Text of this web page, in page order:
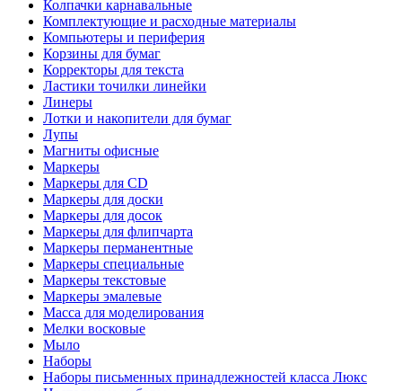
Колпачки карнавальные
Комплектующие и расходные материалы
Компьютеры и периферия
Корзины для бумаг
Корректоры для текста
Ластики точилки линейки
Линеры
Лотки и накопители для бумаг
Лупы
Магниты офисные
Маркеры
Маркеры для CD
Маркеры для доски
Маркеры для досок
Маркеры для флипчарта
Маркеры перманентные
Маркеры специальные
Маркеры текстовые
Маркеры эмалевые
Масса для моделирования
Мелки восковые
Мыло
Наборы
Наборы письменных принадлежностей класса Люкс